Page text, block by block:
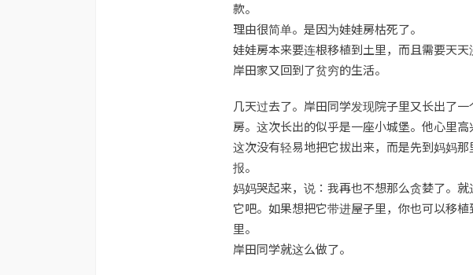
款。
理由很简单。是因为娃娃房枯死了。
娃娃房本来要连根移植到土里，而且需要天天
岸田家又回到了贫穷的生活。
几天过去了。岸田同学发现院子里又长出了一
房。这次长出的似乎是一座小城堡。他心里高
这次没有轻易地把它拔出来，而是先到妈妈那
报。
妈妈哭起来，说：我再也不想那么贪婪了。就
它吧。如果想把它带进屋子里，你也可以移植
里。
岸田同学就这么做了。